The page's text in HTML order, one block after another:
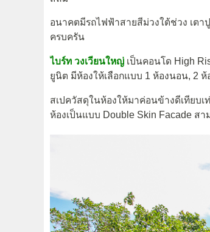
อนาคตมีรถไฟฟ้าสายสีม่วงใต้ช่วง เต
ครบครัน
ไบร์ท วงเวียนใหญ่ เป็นคอนโด High
ยูนิต มีห้องให้เลือกแบบ 1 ห้องนอน, 2
สเปควัสดุในห้องให้มาค่อนข้างดีเทียบเ
ห้องเป็นแบบ Double Skin Facade สา